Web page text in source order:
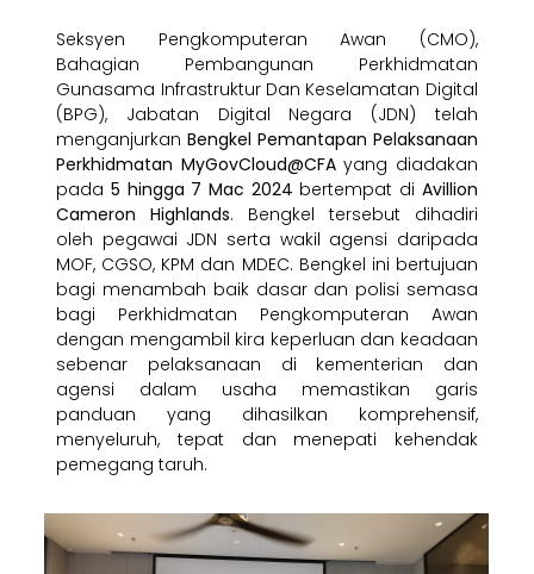
Seksyen Pengkomputeran Awan (CMO),
Bahagian Pembangunan Perkhidmatan
Gunasama Infrastruktur Dan Keselamatan Digital
(BPG), Jabatan Digital Negara (JDN) telah
menganjurkanBengkel Pemantapan Pelaksanaan
Perkhidmatan MyGovCloud@CFAyang diadakan
pada5 hingga 7 Mac 2024 bertempat di Avillion
Cameron Highlands. Bengkel tersebut dihadiri
oleh pegawai JDN serta wakil agensi daripada
MOF, CGSO, KPM dan MDEC. Bengkel ini bertujuan
bagi menambah baik dasar dan polisi semasa
bagi Perkhidmatan Pengkomputeran Awan
dengan mengambil kira keperluan dan keadaan
sebenar pelaksanaan di kementerian dan
agensi dalam usaha memastikan garis
panduan yang dihasilkan komprehensif,
menyeluruh, tepat dan menepati kehendak
pemegang taruh.